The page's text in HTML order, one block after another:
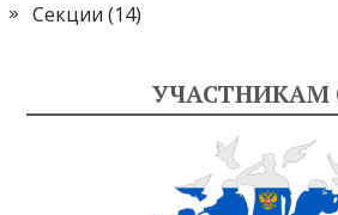
Секции (14)
УЧАСТНИКАМ